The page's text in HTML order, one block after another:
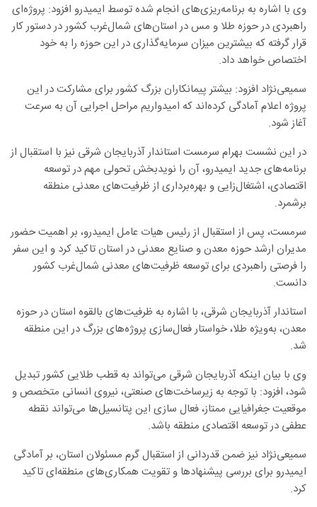
وی با اشاره به برنامه‌ریزی‌های انجام شده توسط ایمیدرو افزود: پروژه‌ای
راهبردی در حوزه طلا و مس در استان‌های شمال‌غرب کشور در دستور کار
قرار گرفته که بیشترین میزان سرمایه‌گذاری در این حوزه را به خود
اختصاص خواهد داد.
سمیعی‌نژاد افزود: بیشتر پیمانکاران بزرگ کشور برای مشارکت در این
پروژه اعلام آمادگی کرده‌اند که امیدواریم مراحل اجرایی آن به سرعت
آغاز شود.
در این نشست بهرام سرمست استاندار آذربایجان شرقی نیز با استقبال از
برنامه‌های جدید ایمیدرو، آن را نویدبخش تحولی مهم در توسعه
اقتصادی، اشتغال‌زایی و بهره‌برداری از ظرفیت‌های معدنی منطقه
برشمرد.
سرمست، پس از استقبال از رئیس هیات عامل ایمیدرو، بر اهمیت حضور
مدیران ارشد حوزه معدن و صنایع معدنی در استان تاکید کرد و این سفر
را فرصتی راهبردی برای توسعه ظرفیت‌های معدنی شمال‌غرب کشور
دانست.
استاندار آذربایجان شرقی، با اشاره به ظرفیت‌های بالقوه استان در حوزه
معدن، به‌ویژه طلا، خواستار فعال‌سازی پروژه‌های بزرگ در این منطقه
شد.
وی با بیان اینکه آذربایجان شرقی می‌تواند به قطب طلایی کشور تبدیل
شود، افزود: با توجه به زیرساخت‌های صنعتی، نیروی انسانی متخصص و
موقعیت جغرافیایی ممتاز، فعال سازی این پتانسیل‌ها می‌تواند نقطه
عطفی در توسعه اقتصادی منطقه باشد.
سمیعی‌نژاد نیز ضمن قدردانی از استقبال گرم مسئولان استان، بر آمادگی
ایمیدرو برای بررسی پیشنهادها و تقویت همکاری‌های منطقه‌ای تاکید
کرد.